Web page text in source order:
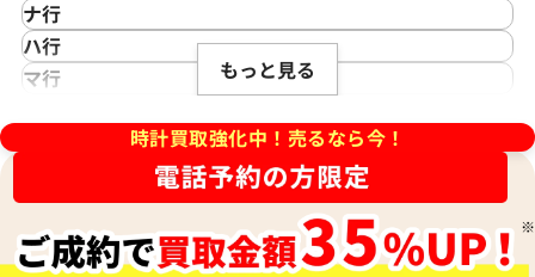
イトジャスト 41 126303 ス
格
点の参考買取価格です
ロレックス デイトジャスト
ホワイトシェル文字盤
参考買取価格
1,970,000
※2026年1月時点の参考買取価
Azimuth
アジムース
ANONIMO
Alain Silberstein
アラン・シルベスタイン
Armand Nicolet
アルマン・ニコレ
WALTHAM
カルティエ
Gaga Milano
ガガミラノ
Quinting
クインティング
Cuervo y Sobrinos
クエルボ・イ・ソブリノス
CVSTOS
クストス
サンローラン
Shellman
シェルマン
CITIZEN
シチズン
Chopard
ショパール
CHAUMET
TAG Heuer
タグ・ホイヤー
Daniel Roth
ダニエル・ロート
TUDOR
チューダー(チュードル)
ティファニー
Dior
ディオール
ナ行
NOMOS Glashütte
ノモス グラスヒュッテ
ハ行
Hamilton
Harry Winston
ハリー・ウィンストン
Patek Philippe
Panerai
マ行
MAURICE LACROIX
モーリス・ラクロア
RALPH LAUREN
ラルフ ローレン
リシャール・ミル
Louis Vuitton
もっと見る
時計買取強化中！売るなら今！